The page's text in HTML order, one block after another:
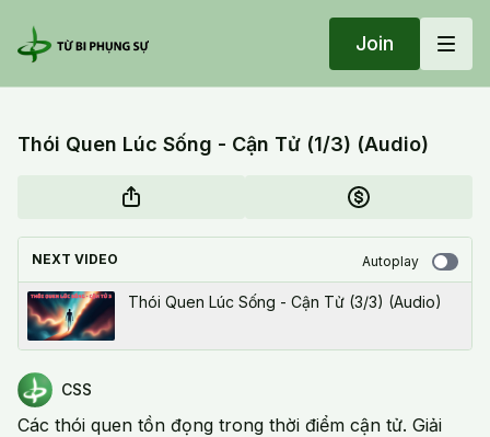
Join
Thói Quen Lúc Sống - Cận Tử (1/3) (Audio)
NEXT VIDEO Autoplay
Thói Quen Lúc Sống - Cận Tử (3/3) (Audio)
CSS
Các thói quen tồn đọng trong thời điểm cận tử. Giải